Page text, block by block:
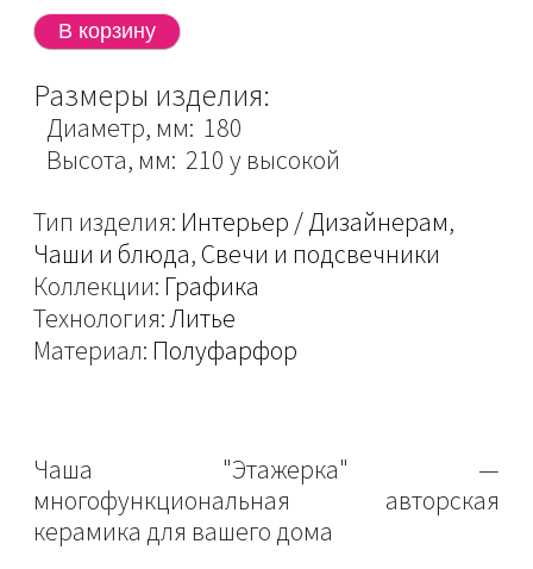
Размеры изделия:
Диаметр, мм: 180
Высота, мм: 210 у высокой
Тип изделия: Интерьер / Дизайнерам,
Чаши и блюда, Свечи и подсвечники
Коллекции: Графика
Технология:Литье
Материал: Полуфарфор
Чаша "Этажерка" —
многофункциональная авторская
керамика для вашего дома